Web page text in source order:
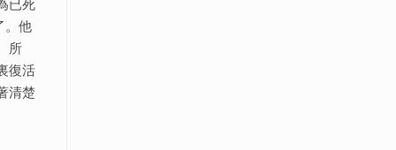
。他
所
復活
清楚